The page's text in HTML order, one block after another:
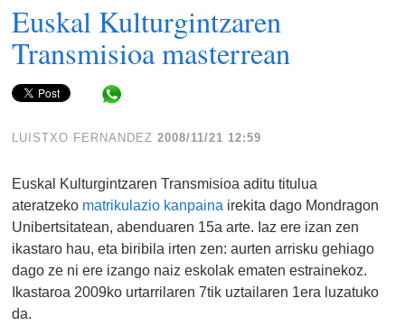
Euskal Kulturgintzaren
Transmisioa masterrean
LUISTXO FERNANDEZ 2008/11/21 12:59
Euskal Kulturgintzaren Transmisioa aditu titulua
ateratzeko matrikulazio kanpaina irekita dago Mondragon
Unibertsitatean, abenduaren 15a arte. Iaz ere izan zen
ikastaro hau, eta biribila irten zen: aurten arrisku gehiago
dago ze ni ere izango naiz eskolak ematen estrainekoz.
Ikastaroa 2009ko urtarrilaren 7tik uztailaren 1era luzatuko
da.